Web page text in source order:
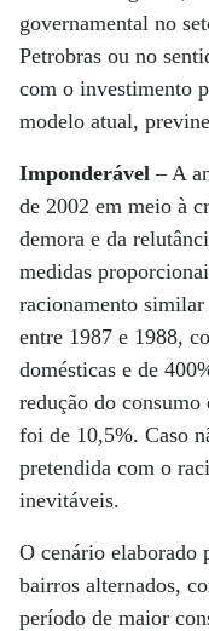
governamental no
Petrobras ou no
com o investimento
modelo atual,
Imponderável – A
de 2002 em meio à
demora e da
medidas
racionamento
entre 1987 e 1988,
domésticas e de
redução do
foi de 10,5%. Caso
pretendida com o
inevitáveis.
O cenário elaborado
bairros alternados,
período de maior